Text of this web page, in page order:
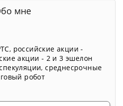
мне
, российские акции -
акции - 2 и 3 эшелон
,среднесрочные
робот